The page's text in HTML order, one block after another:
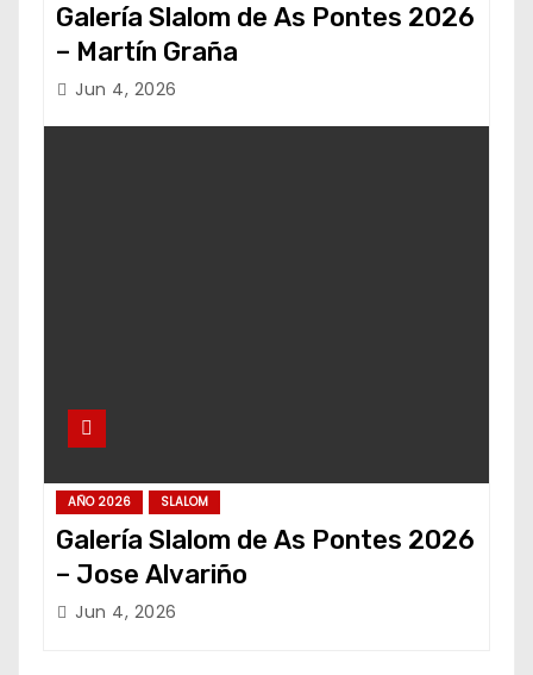
Galería Slalom de As Pontes 2026
– Martín Graña
Jun 4, 2026
AÑO 2026 SLALOM
Galería Slalom de As Pontes 2026
– Jose Alvariño
Jun 4, 2026